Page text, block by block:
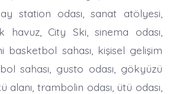
station odası, sanat atölyesi,
havuz, City Ski, sinema odası,
basketbol sahası, kişisel gelişim
sahası, gusto odası, gökyüzü
trambolin odası, ütü odası,